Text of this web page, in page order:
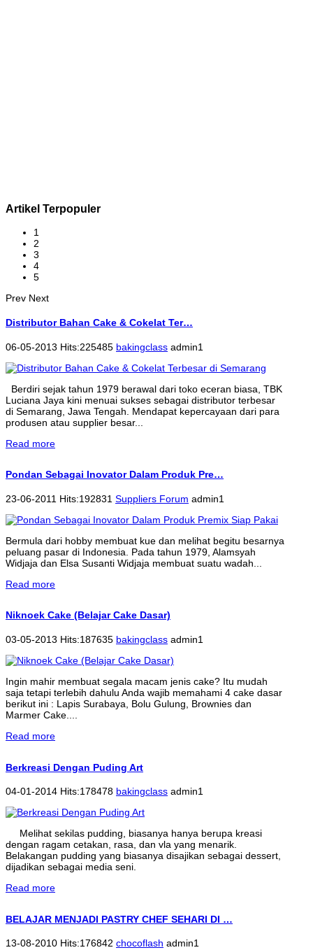
Artikel Terpopuler
1
2
3
4
5
Prev Next
Distributor Bahan Cake & Cokelat Ter…
06-05-2013 Hits:225485 bakingclass admin1
Berdiri sejak tahun 1979 berawal dari toko eceran biasa, TBK
Luciana Jaya kini menuai sukses sebagai distributor terbesar
di Semarang, Jawa Tengah. Mendapat kepercayaan dari para
produsen atau supplier besar...
Read more
Pondan Sebagai Inovator Dalam Produk Pre…
23-06-2011 Hits:192831 Suppliers Forum admin1
Bermula dari hobby membuat kue dan melihat begitu besarnya
peluang pasar di Indonesia. Pada tahun 1979, Alamsyah
Widjaja dan Elsa Susanti Widjaja membuat suatu wadah...
Read more
Niknoek Cake (Belajar Cake Dasar)
03-05-2013 Hits:187635 bakingclass admin1
Ingin mahir membuat segala macam jenis cake? Itu mudah
saja tetapi terlebih dahulu Anda wajib memahami 4 cake dasar
berikut ini : Lapis Surabaya, Bolu Gulung, Brownies dan
Marmer Cake....
Read more
Berkreasi Dengan Puding Art
04-01-2014 Hits:178478 bakingclass admin1
Melihat sekilas pudding, biasanya hanya berupa kreasi
dengan ragam cetakan, rasa, dan vla yang menarik.
Belakangan pudding yang biasanya disajikan sebagai dessert,
dijadikan sebagai media seni.
Read more
BELAJAR MENJADI PASTRY CHEF SEHARI DI …
13-08-2010 Hits:176842 chocoflash admin1